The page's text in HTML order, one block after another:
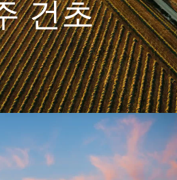
건초